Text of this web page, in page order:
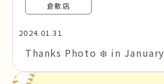
倉敷店
2024.01.31
Thanks Photo ❄️ in January